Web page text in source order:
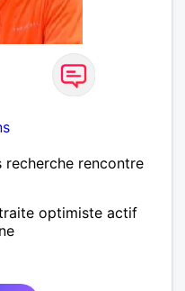
recherche rencontre
optimiste actif